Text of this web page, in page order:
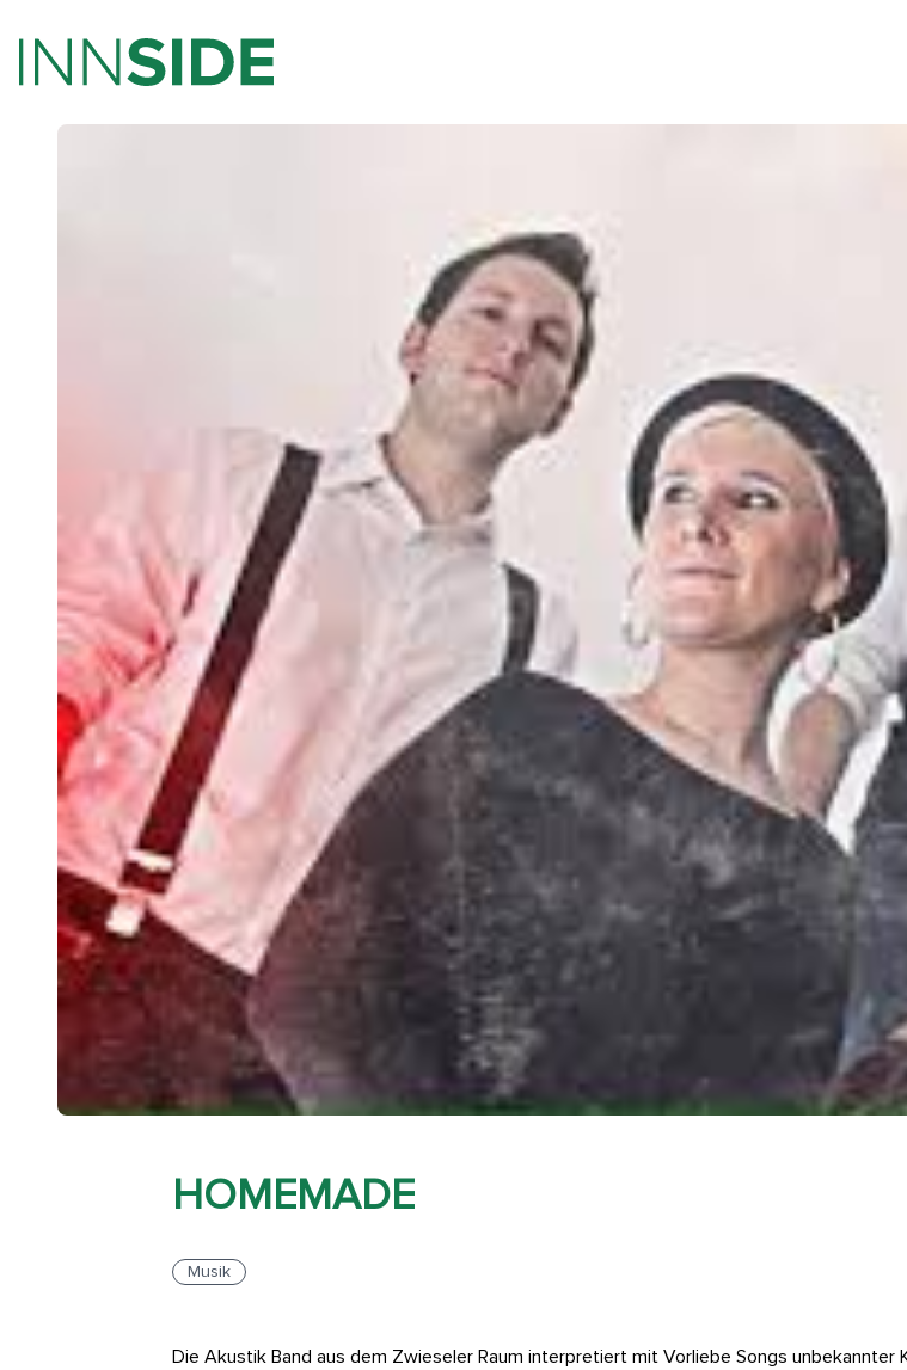
HOMEMADE
Musik
Die Akustik Band aus dem Zwieseler Raum interpretiert mit Vorliebe Songs unbekannter